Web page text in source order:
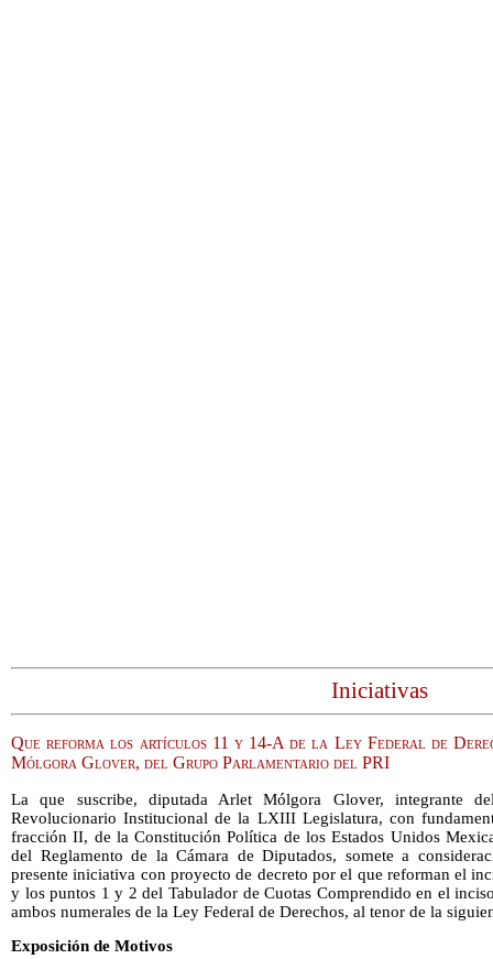
Iniciativas
Que reforma los artículos 11 y 14-A de la Ley Federal de
Mólgora Glover, del Grupo Parlamentario del PRI
La que suscribe, diputada Arlet Mólgora Glover, integrante
Revolucionario Institucional de la LXIII Legislatura, con
fracción II, de la Constitución Política de los Estados Unidos
del Reglamento de la Cámara de Diputados, somete a
presente iniciativa con proyecto de decreto por el que reforman el
y los puntos 1 y 2 del Tabulador de Cuotas Comprendido en el
ambos numerales de la Ley Federal de Derechos, al tenor de la
Exposición de Motivos